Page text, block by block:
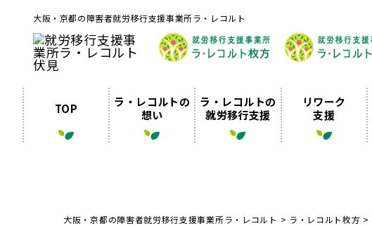
大阪・京都の障害者就労移行支援事業所ラ・レコルト
TOP
ラ・レコルトの
想い
ラ・レコルトの
就労移行支援
リワーク
支援
大阪・京都の障害者就労移行支援事業所ラ・レコルト > ラ・レコルト枚方 >